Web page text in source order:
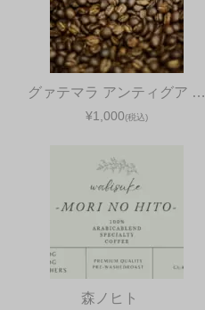
グァテマラ アンティグア …
¥1,000(税込)
森ノヒト